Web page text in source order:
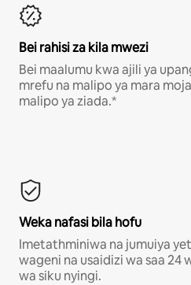
Bei rahisi za kila mwezi
Bei maalumu kwa ajili ya
mrefu na malipo ya mara
malipo ya ziada.*
Weka nafasi bila hofu
Imetathminiwa na jumuiya
wageni na usaidizi wa saa 24
wa siku nyingi.